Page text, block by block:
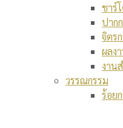
ชาร์
ปาก
จิตร
ผลง
งาน
วรรณกรรม
ร้อย